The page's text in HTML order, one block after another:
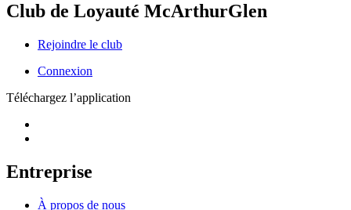
Club de Loyauté McArthurGlen
Rejoindre le club
Connexion
Téléchargez l’application
Entreprise
À propos de nous